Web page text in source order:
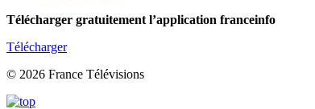
Télécharger gratuitement l’application franceinfo
Télécharger
© 2026 France Télévisions